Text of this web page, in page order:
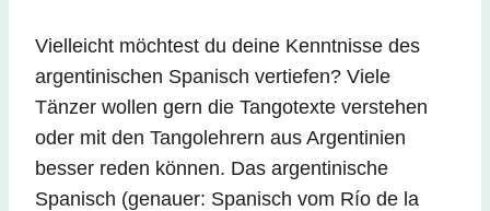
Vielleicht möchtest du deine Kenntnisse des
argentinischen Spanisch vertiefen? Viele
Tänzer wollen gern die Tangotexte verstehen
oder mit den Tangolehrern aus Argentinien
besser reden können. Das argentinische
Spanisch (genauer: Spanisch vom Río de la